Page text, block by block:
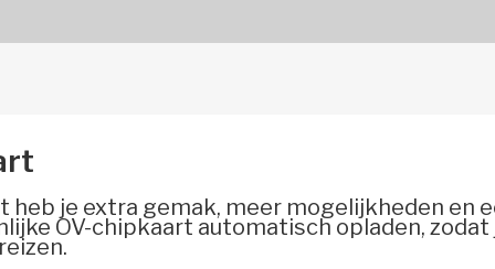
Voorwaarden en privacy
heb je extra gemak, meer mogelijkheden en
OV-chipkaart automatisch opladen, zodat